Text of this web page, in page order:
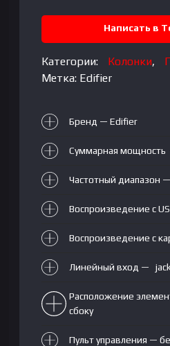
Написать в
Категории: Колонки,
Метка: Edifier
Бренд — Edifier
Суммарная мощность
Частотный диапазон
Воспроизведение с
Воспроизведение с
Линейный вход — jack
Расположение
сбоку
Пульт управления —